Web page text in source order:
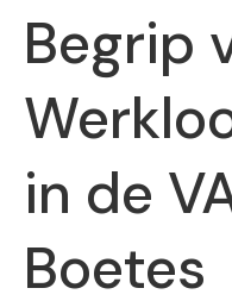
Begrip
in de
Boetes